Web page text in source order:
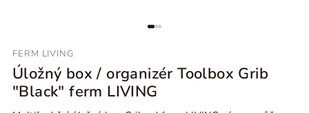
FERM LIVING
Úložný box / organizér Toolbox Grib
"Black" ferm LIVING